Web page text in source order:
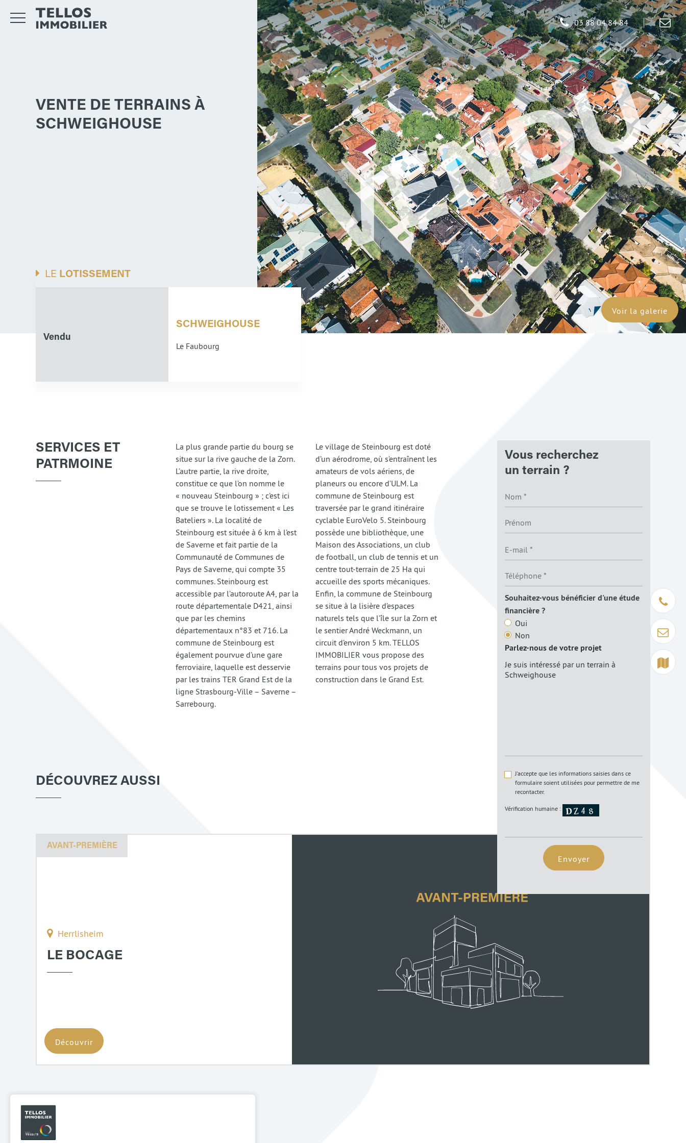
03 88 04 84 84
Être
Contact
Terrain à
Voir la galerie
VENTE DE TERRAINS À
SCHWEIGHOUSE
LE LOTISSEMENT
Vendu
SCHWEIGHOUSE
Le Faubourg
SERVICES ET
PATRMOINE
La plus grande partie du bourg se
situe sur la rive gauche de la Zorn.
L’autre partie, la rive droite,
constitue ce que l’on nomme le
« nouveau Steinbourg » ; c’est ici
que se trouve le lotissement « Les
Bateliers ». La localité de
Steinbourg est située à 6 km à l’est
de Saverne et fait partie de la
Communauté de Communes de
Pays de Saverne, qui compte 35
communes. Steinbourg est
accessible par l’autoroute A4, par la
route départementale D421, ainsi
que par les chemins
départementaux n°83 et 716. La
commune de Steinbourg est
également pourvue d’une gare
ferroviaire, laquelle est desservie
par les trains TER Grand Est de la
ligne Strasbourg-Ville – Saverne –
Sarrebourg.
Le village de Steinbourg est doté
d’un aérodrome, où s’entraînent les
amateurs de vols aériens, de
planeurs ou encore d’ULM. La
commune de Steinbourg est
traversée par le grand itinéraire
cyclable EuroVelo 5. Steinbourg
possède une bibliothèque, une
Maison des Associations, un club
de football, un club de tennis et un
centre tout-terrain de 25 Ha qui
accueille des sports mécaniques.
Enfin, la commune de Steinbourg
se situe à la lisière d’espaces
naturels tels que l’île sur la Zorn et
le sentier André Weckmann, un
circuit d’environ 5 km. TELLOS
IMMOBILIER vous propose des
terrains pour tous vos projets de
construction dans le Grand Est.
Vous recherchez
un terrain ?
Souhaitez-vous bénéficier d'une étude
financière ?
Oui
Non
Parlez-nous de votre projet
J'accepte que les informations saisies dans ce
formulaire soient utilisées pour permettre de me
recontacter.
Vérification humaine :
Envoyer
DÉCOUVREZ AUSSI
AVANT-PREMIÈRE
Herrlisheim
LE BOCAGE
Découvrir